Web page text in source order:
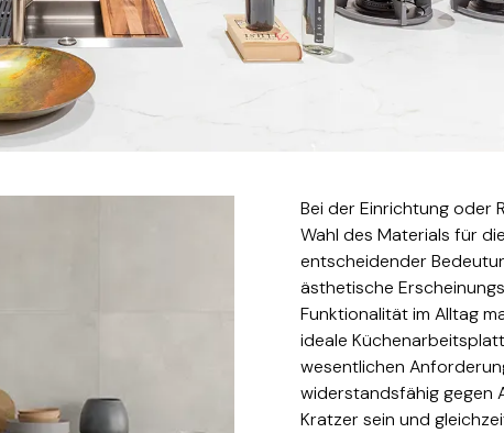
Bei der Einrichtung oder
Wahl des Materials für
entscheidender
ästhetische
Funktionalität im Alltag
ideale
wesentlichen
widerstandsfähig gegen
Kratzer sein und